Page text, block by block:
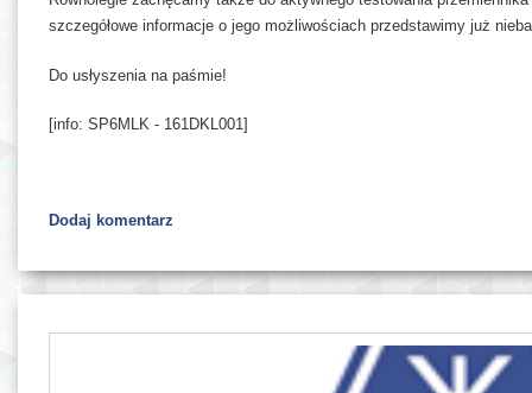
szczegółowe informacje o jego możliwościach przedstawimy już
Do usłyszenia na paśmie!
[info: SP6MLK - 161DKL001]
Dodaj komentarz